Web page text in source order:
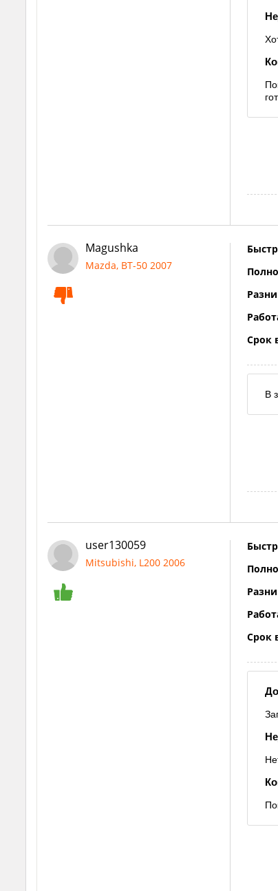
Magushka
Mazda, BT-50 2007
Срок
В
user130059
Mitsubishi, L200 2006
Срок